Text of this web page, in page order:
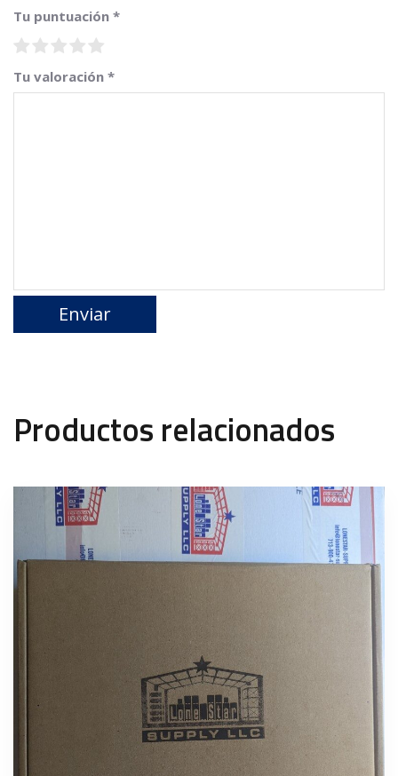
Tu puntuación *
Tu valoración *
Productos relacionados